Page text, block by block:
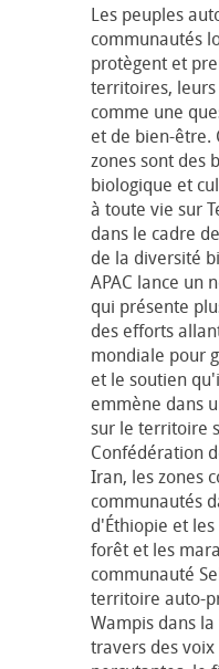
Les peuples
communautés
protègent et
territoires,
comme une
et de bien-être.
zones sont des
biologique et
à toute vie sur
dans le cadre
de la diversité
APAC lance un
qui présente
des efforts
mondiale pour
et le soutien
emmène dans
sur le territoire
Confédération
Iran, les zones
communautés
d'Éthiopie et
forêt et les
communauté
territoire auto-
Wampis dans
travers des